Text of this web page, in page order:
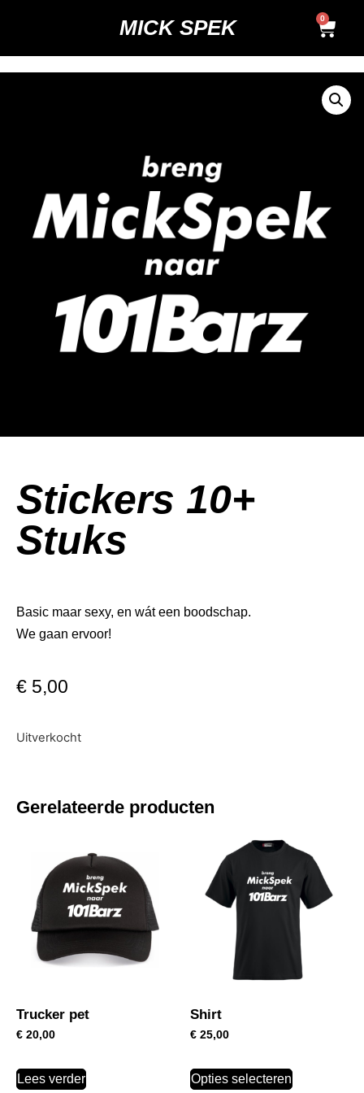
MICK SPEK 0
Stickers 10+
Stuks
Basic maar sexy, en wát een boodschap.
We gaan ervoor!
€ 5,00
Uitverkocht
Gerelateerde producten
Trucker pet
€ 20,00
Lees verder
Shirt
€ 25,00
Opties selecteren